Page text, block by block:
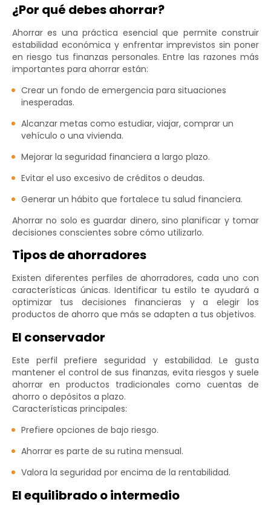
¿Por qué debes ahorrar?
Ahorrar es una práctica esencial que permite construir
estabilidad económica y enfrentar imprevistos sin poner
en riesgo tus finanzas personales. Entre las razones más
importantes para ahorrar están:
Crear un fondo de emergencia para situaciones
inesperadas.
Alcanzar metas como estudiar, viajar, comprar un
vehículo o una vivienda.
Mejorar la seguridad financiera a largo plazo.
Evitar el uso excesivo de créditos o deudas.
Generar un hábito que fortalece tu salud financiera.
Ahorrar no solo es guardar dinero, sino planificar y tomar
decisiones conscientes sobre cómo utilizarlo.
Tipos de ahorradores
Existen diferentes perfiles de ahorradores, cada uno con
características únicas. Identificar tu estilo te ayudará a
optimizar tus decisiones financieras y a elegir los
productos de ahorro que más se adapten a tus objetivos.
El conservador
Este perfil prefiere seguridad y estabilidad. Le gusta
mantener el control de sus finanzas, evita riesgos y suele
ahorrar en productos tradicionales como cuentas de
ahorro o depósitos a plazo.
Características principales:
Prefiere opciones de bajo riesgo.
Ahorrar es parte de su rutina mensual.
Valora la seguridad por encima de la rentabilidad.
El equilibrado o intermedio